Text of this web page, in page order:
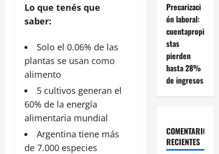
Lo que tenés que
saber:
Solo el 0.06% de las
plantas se usan como
alimento
5 cultivos generan el
60% de la energía
alimentaria mundial
Argentina tiene más
de 7.000 especies
Precarizaci
ón laboral:
cuentapropi
stas
pierden
hasta 28%
de ingresos
COMENTARIOS
RECIENTES